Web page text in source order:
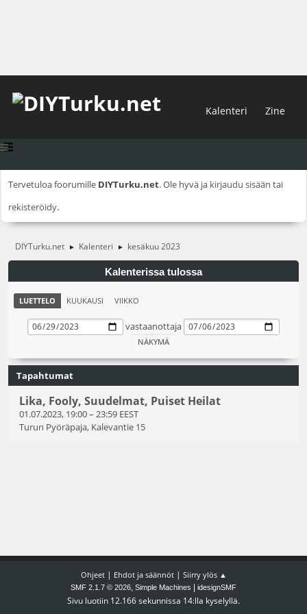
Kalenteri Zine
Tervetuloa foorumille DIYTurku.net. Ole hyvä ja kirjaudu sisään tai
rekisteröidy.
DIYTurku.net ► Kalenteri ► kesäkuu 2023
Kalenterissa tulossa
LUETTELO KUUKAUSI VIIKKO
vastaanottaja
Tapahtumat
Lika, Fooly, Suudelmat, Puiset Heilat
01.07.2023, 19:00– 23:59 EEST
Turun Pyöräpaja, Kalevantie 15
Ohjeet| Ehdot ja säännöt| Siirry ylös ▲
SMF 2.1.7 © 2026, Simple Machines idesignSMF
Sivu luotiin 12.166 sekunnissa 14:lla kyselyllä.